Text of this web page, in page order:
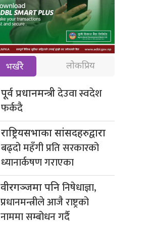
भर्खरै लोकप्रिय
पूर्व प्रधानमन्त्रीदेउवा स्वदेश
फर्कदै
राष्ट्रियसभाका सांसदहरुद्वारा
बढ्दो महँगी प्रति सरकारको
ध्यानार्कषण गराएका
वीरगञ्जमा पनिनिषेधाज्ञा,
प्रधानमन्त्रीले आजै राष्ट्रको
नाममा सम्बोधन गर्दै